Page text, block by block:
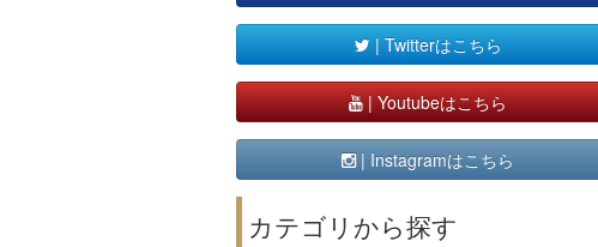
| Twitterはこちら
| Youtubeはこちら
| Instagramはこちら
カテゴリから探す